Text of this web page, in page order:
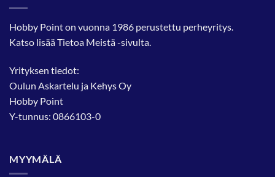
Hobby Point on vuonna 1986 perustettu perheyritys.
Katso lisääTietoa Meistä-sivulta.
Yrityksen tiedot:
Oulun Askartelu ja Kehys Oy
Hobby Point
Y-tunnus: 0866103-0
MYYMÄLÄ